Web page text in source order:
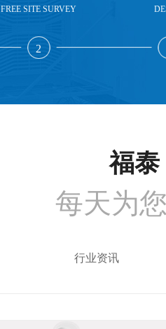
FREE SITE SURVEY
2
福泰
每天为
行业资讯